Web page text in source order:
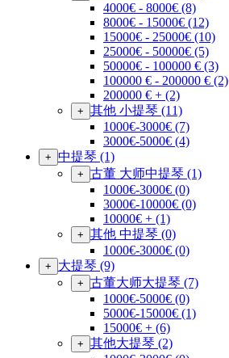
4000€ - 8000€ (8)
8000€ - 15000€ (12)
15000€ - 25000€ (10)
25000€ - 50000€ (5)
50000€ - 100000 € (3)
100000 € - 200000 € (2)
200000 € + (2)
+ 其他 小提琴 (11)
1000€-3000€ (7)
3000€-5000€ (4)
+ 中提琴 (1)
+ 古董 大师中提琴 (1)
1000€-3000€ (0)
3000€-10000€ (0)
10000€ + (1)
+ 其他 中提琴 (0)
1000€-3000€ (0)
+ 大提琴 (9)
+ 古董大师大提琴 (7)
1000€-5000€ (0)
5000€-15000€ (1)
15000€ + (6)
+ 其他大提琴 (2)